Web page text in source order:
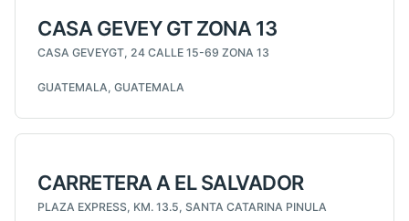
CASA GEVEY GT ZONA 13
CASA GEVEYGT, 24 CALLE 15-69 ZONA 13
GUATEMALA, GUATEMALA
CARRETERA A EL SALVADOR
PLAZA EXPRESS, KM. 13.5, SANTA CATARINA PINULA